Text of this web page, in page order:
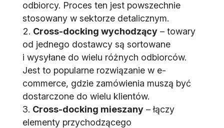
odbiorcy. Proces ten jest powszechnie
stosowany w sektorze detalicznym.
Cross-docking wychodzący– towary
od jednego dostawcy są sortowane
i wysyłane do wielu różnych odbiorców.
Jest to popularne rozwiązanie w e-
commerce, gdzie zamówienia muszą być
dostarczone do wielu klientów.
Cross-docking mieszany– łączy
elementy przychodzącego